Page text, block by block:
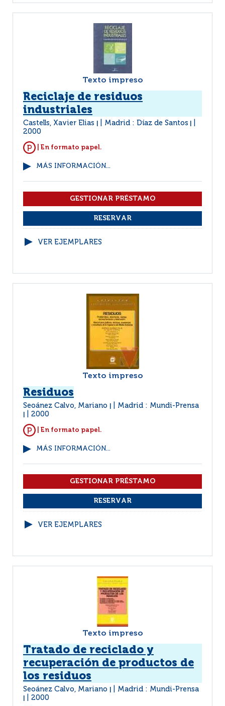
Texto impreso
Reciclaje de residuos
industriales
Castells, Xavier Elias Madrid : Díaz de Santos
2000
| En formato papel.
MÁS INFORMACIÓN...
VER EJEMPLARES
Texto impreso
Residuos
Seoánez Calvo, Mariano Madrid : Mundi-Prensa
2000
| En formato papel.
MÁS INFORMACIÓN...
VER EJEMPLARES
Texto impreso
Tratado de reciclado y
recuperación de productos de
los residuos
Seoánez Calvo, Mariano Madrid : Mundi-Prensa
2000